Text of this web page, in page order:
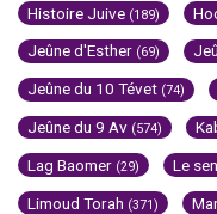
Histoire Juive (189)
Jeûne d'Esther (69)
Jeûne du 10 Tévet (74)
Jeûne du 9 Av (574)
Lag Baomer (29) Le
Limoud Torah (371)